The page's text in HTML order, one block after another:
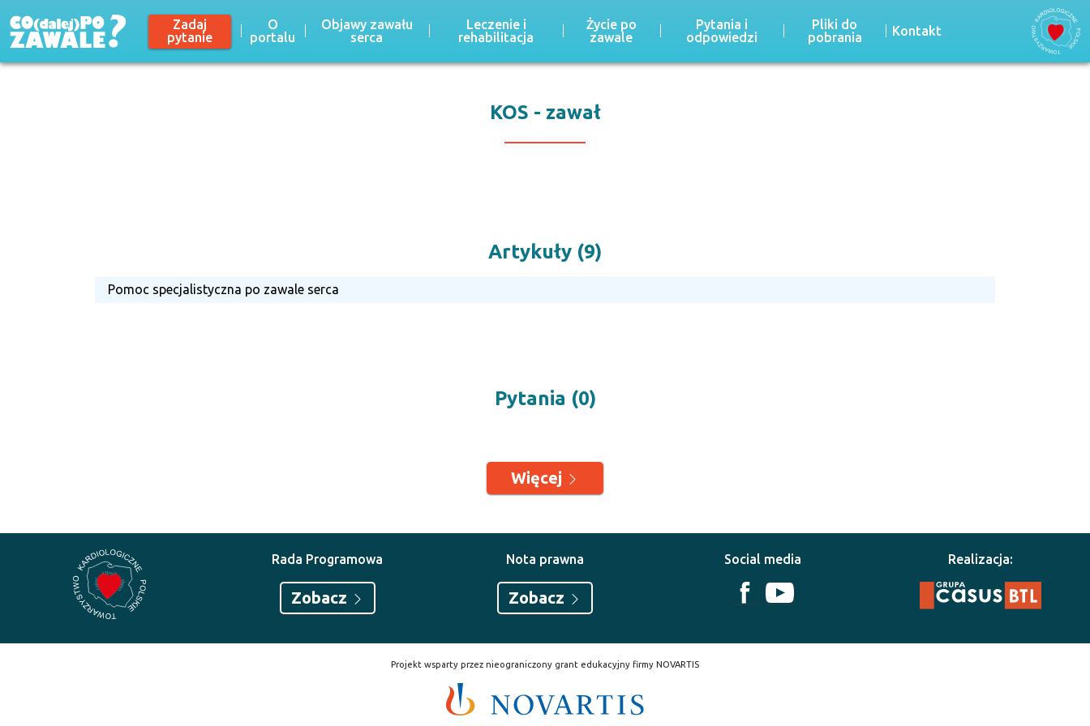
Zadaj
pytanie
O
portalu
Objawy zawału
serca
Leczenie i
rehabilitacja
Życie po
zawale
Pytania i
odpowiedzi
Pliki do
pobrania
Kontakt
KOS - zawał
Artykuły (9)
Pomoc specjalistyczna po zawale serca
Pytania (0)
Więcej
Rada Programowa
Zobacz
Nota prawna
Zobacz
Social media Realizacja:
Projekt wsparty przez nieograniczony grant edukacyjny firmy NOVARTIS